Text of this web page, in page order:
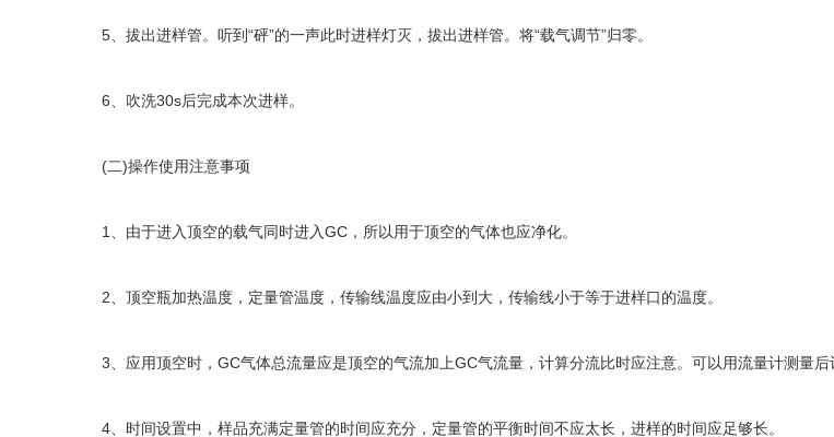
5、拔出进样管。听到“砰”的一声此时进样灯灭，拔出进样管。将“载气调节”归零。
6、吹洗30s后完成本次进样。
(二)操作使用注意事项
1、由于进入顶空的载气同时进入GC，所以用于顶空的气体也应净化。
2、顶空瓶加热温度，定量管温度，传输线温度应由小到大，传输线小于等于进样口的温度。
3、应用顶空时，GC气体总流量应是顶空的气流加上GC气流量，计算分流比时应注意。可以用流量计测量后
4、时间设置中，样品充满定量管的时间应充分，定量管的平衡时间不应太长，进样的时间应足够长。